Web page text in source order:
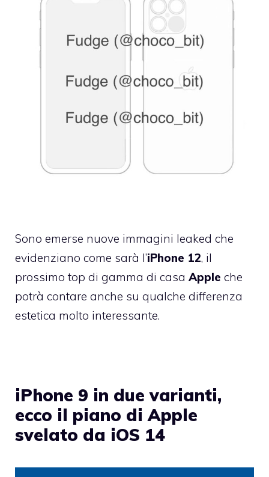
Sono emerse nuove immagini leaked che
evidenziano come sarà l’iPhone 12, il
prossimo top di gamma di casa Apple che
potrà contare anche su qualche differenza
estetica molto interessante.
iPhone 9 in due varianti,
ecco il piano di Apple
svelato da iOS 14